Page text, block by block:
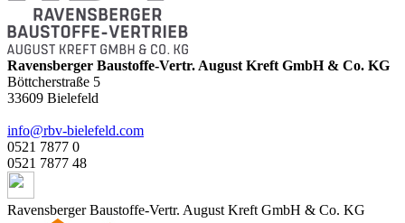
Ravensberger Baustoffe-Vertr. August Kreft GmbH & Co. KG
Böttcherstraße 5
33609 Bielefeld
info@rbv-bielefeld.com
0521 7877 0
0521 7877 48
Ravensberger Baustoffe-Vertr. August Kreft GmbH & Co. KG